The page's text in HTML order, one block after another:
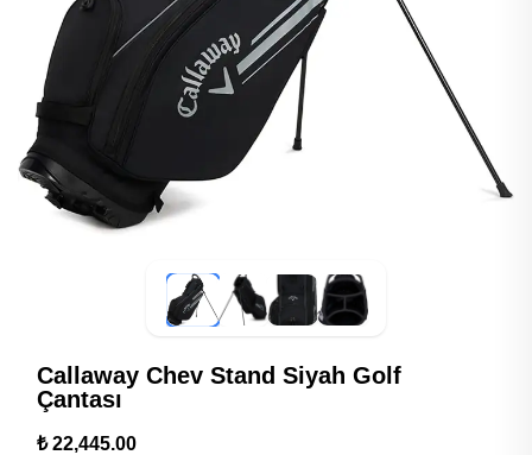
Callaway Chev Stand Siyah Golf
Çantası
₺ 22,445.00